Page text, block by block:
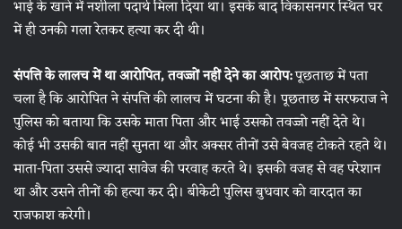
भाई के खाने में नशीला पदार्थ मिला दिया था। इसके बाद विकासनगर स्थित घर
में ही उनकी गला रेतकर हत्या कर दी थी।
संपत्ति के लालच में था आरोपित, तवज्जाें नहीं देने का आरोप:पूछताछ में पता
चला है कि आरोपित ने संपत्ति की लालच में घटना की है। पूछताछ में सरफराज ने
पुलिस को बताया कि उसके माता पिता और भाई उसको तवज्जो नहीं देते थे।
कोई भी उसकी बात नहीं सुनता था और अक्सर तीनों उसे बेवजह टाेकते रहते थे।
माता-पिता उससे ज्यादा सावेज की परवाह करते थे। इसकी वजह से वह परेशान
था और उसने तीनों की हत्या कर दी। बीकेटी पुलिस बुधवार को वारदात का
राजफाश करेगी।